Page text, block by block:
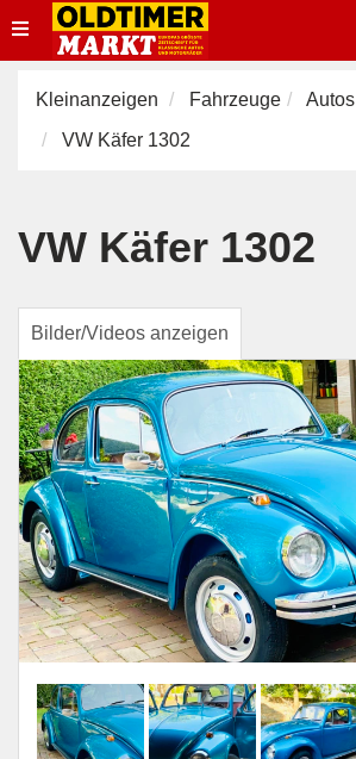
Toggle
navigation
Kleinanzeigen Fahrzeuge
Autos
VW Käfer 1302
VW Käfer 1302
Bilder/Videos anzeigen